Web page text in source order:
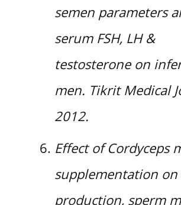
semen parameters
serum FSH, LH &
testosterone on
men. Tikrit Medical
2012.
Effect of Cordyceps
supplementation on
production, sperm